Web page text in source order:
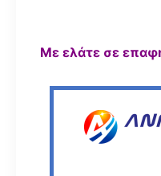
Με ελάτε σε